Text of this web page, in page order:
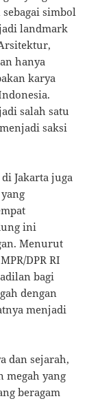
simbol
landmark
hanya
karya
salah satu
saksi
Jakarta juga
ini
Menurut
DPR RI
bagi
dengan
menjadi
dan sejarah,
megah yang
beragam